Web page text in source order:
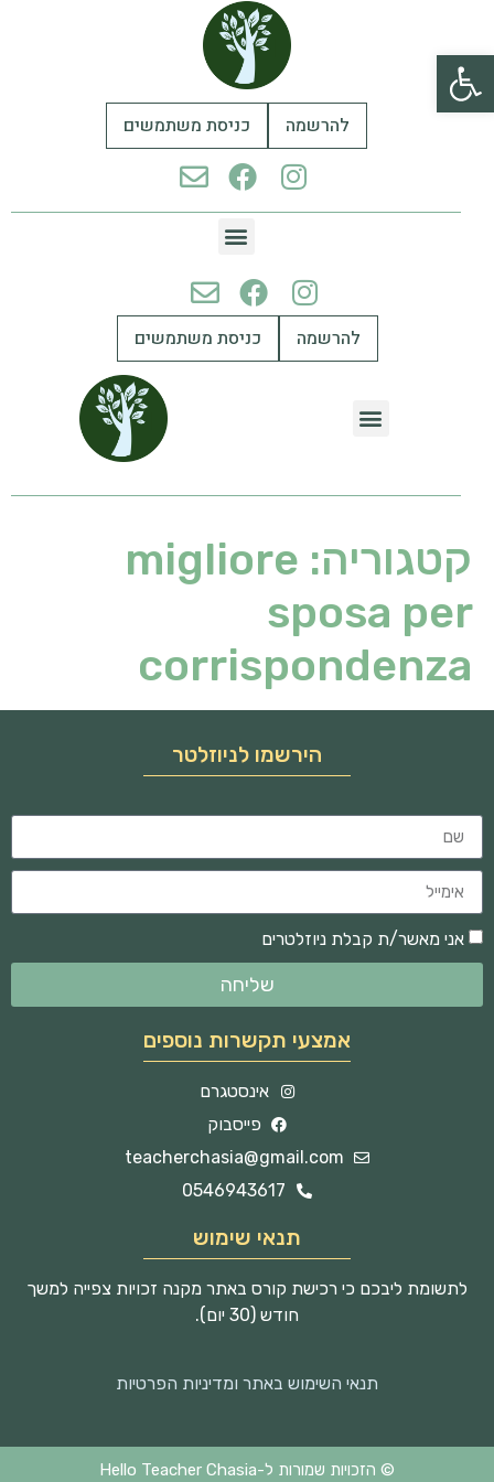
פתח סרגל נגישות
להרשמה כניסת משתמשים
להרשמה כניסת משתמשים
קטגוריה: migliore
sposa per
corrispondenza
הירשמו לניוזלטר
אני מאשר/ת קבלת ניוזלטרים
שליחה
אמצעי תקשרות נוספים
אינסטגרם
פייסבוק
teacherchasia@gmail.com
0546943617
תנאי שימוש
לתשומת ליבכם כי רכישת קורס באתר מקנה זכויות צפייה למשך
חודש (30 יום).
תנאי השימוש באתר ומדיניות הפרטיות
© הזכויות שמורות ל-Hello Teacher Chasia